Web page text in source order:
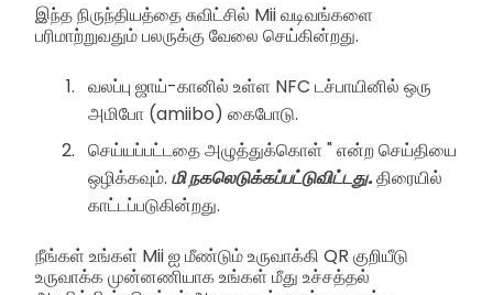
இந்த நிருந்தியத்தை சுவிட்சில் Mii வடிவங்களை
பரிமாற்றுவதும் பலருக்கு வேலை செய்கின்றது.
வலப்பு ஜாய்-கானில் உள்ள NFC டச்பாயினில் ஒரு
அமிபோ (amiibo) கைபோடு.
செய்யப்பட்டதை அழுத்துக்கொள் " என்ற செய்தியை
ஒழிக்கவும். மி நகலெடுக்கப்பட்டுவிட்டது.திரையில்
காட்டப்படுகின்றது.
நீங்கள் உங்கள் Mii ஐ மீண்டும் உருவாக்கி QR குறியீடு
உருவாக்க முன்னணியாக உங்கள் மீது உச்சத்தல்